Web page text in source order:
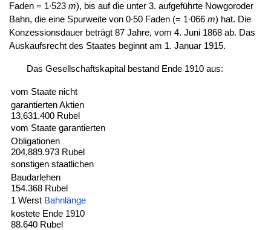
Faden = 1∙523 m), bis auf die unter 3. aufgeführte Nowgoroder
Bahn, die eine Spurweite von 0∙50 Faden (= 1∙066 m) hat. Die
Konzessionsdauer beträgt 87 Jahre, vom 4. Juni 1868 ab. Das
Auskaufsrecht des Staates beginnt am 1. Januar 1915.
Das Gesellschaftskapital bestand Ende 1910 aus:
vom Staate nicht
garantierten Aktien
13,631.400 Rubel
vom Staate garantierten
Obligationen
204,889.973 Rubel
sonstigen staatlichen
Baudarlehen
154.368 Rubel
1 Werst Bahnlänge
kostete Ende 1910
88.640 Rubel